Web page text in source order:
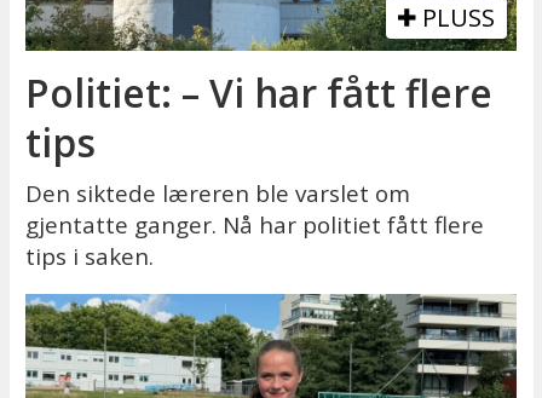
PLUSS
Politiet: – Vi har fått flere
tips
Den siktede læreren ble varslet om
gjentatte ganger. Nå har politiet fått flere
tips i saken.